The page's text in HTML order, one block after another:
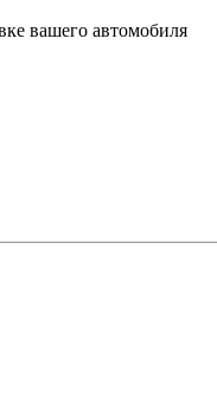
вашего автомобиля